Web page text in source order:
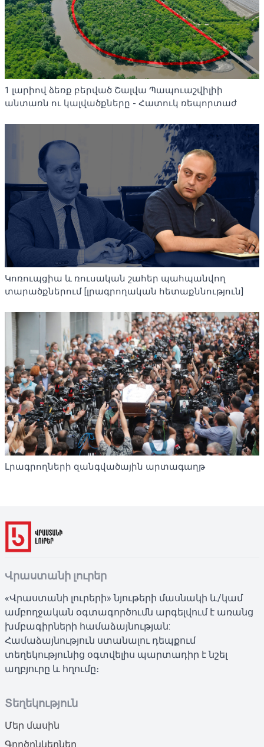
1 լարիով ձեռք բերված Շալվա Պապուաշվիլիի
անտառն ու կալվածքները - Հատուկ ռեպորտաժ
Կոռուպցիա և ռուսական շահեր պահպանվող
տարածքներում [լրագրողական հետաքննություն]
Լրագրողների զանգվածային արտագաղթ
Վրաստանի լուրեր
«Վրաստանի լուրերի» նյութերի մասնակի և/կամ
ամբողջական օգտագործումն արգելվում է առանց
խմբագիրների համաձայնության:
Համաձայնություն ստանալու դեպքում
տեղեկությունից օգտվելիս պարտադիր է նշել
աղբյուրը և հղումը։
Տեղեկություն
Մեր մասին
Գործընկերներ